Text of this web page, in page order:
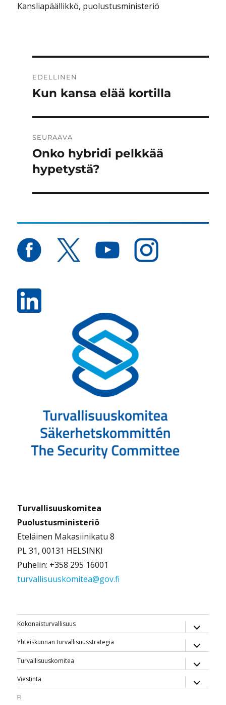
Kansliapäällikkö, puolustusministeriö
selaus
EDELLINEN
Edellinen
Kun kansa elää kortilla
SEURAAVA
Seuraava
artikkeli:
Onko hybridi pelkkää
hypetystä?
Turvallisuuskomitea
Puolustusministeriö
Eteläinen Makasiinikatu 8
PL 31, 00131 HELSINKI
Puhelin: +358 295 16001
turvallisuuskomitea@gov.fi
Kokonaisturvallisuus
näytä
Yhteiskunnan turvallisuusstrategia
näytä
Turvallisuuskomitea
näytä
Viestintä
näytä
FI